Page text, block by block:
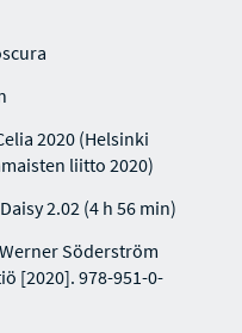
2020 (Helsinki
liitto 2020)
2.02 (4 h 56 min)
Söderström
[2020]. 978-951-0-